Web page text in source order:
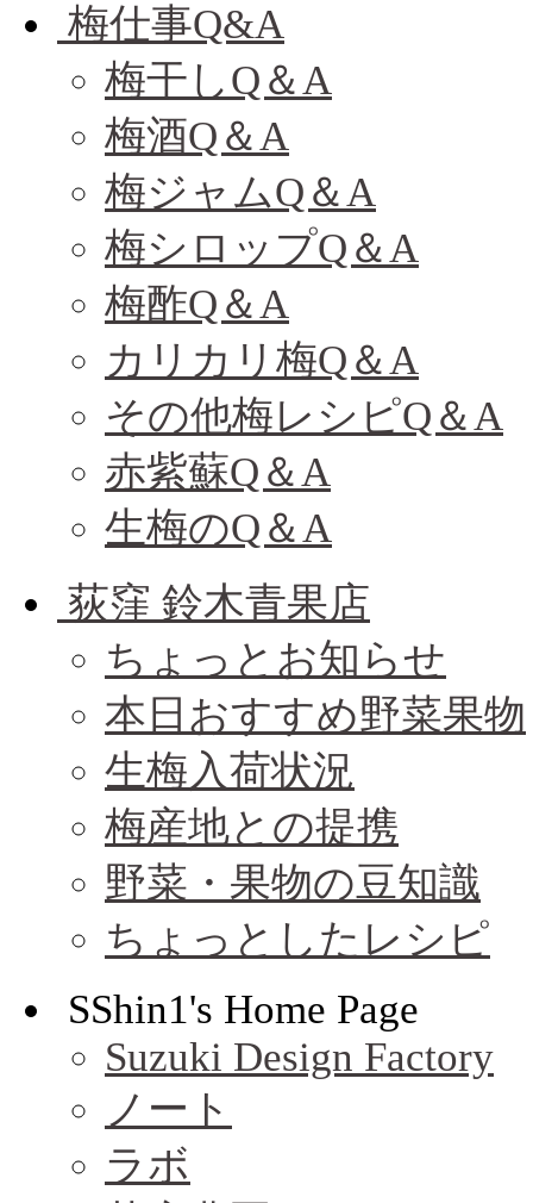
梅仕事Q&A
梅干しQ＆A
梅酒Q＆A
梅ジャムQ＆A
梅シロップQ＆A
梅酢Q＆A
カリカリ梅Q＆A
その他梅レシピQ＆A
赤紫蘇Q＆A
生梅のQ＆A
荻窪 鈴木青果店
ちょっとお知らせ
本日おすすめ野菜果物
生梅入荷状況
梅産地との提携
野菜・果物の豆知識
ちょっとしたレシピ
SShin1's Home Page
Suzuki Design Factory
ノート
ラボ